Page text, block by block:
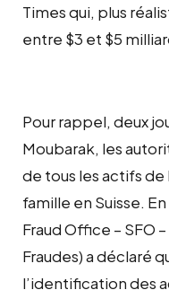
Times qui, plus
entre $3 et $5
Pour rappel, deux
Moubarak, les
de tous les actifs de
famille en Suisse.
Fraud Office – SFO
Fraudes) a déclaré
l’identification des